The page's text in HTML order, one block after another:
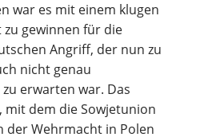
war es mit einem klugen
zu gewinnen für die
Angriff, der nun zu
nicht genau
erwarten war. Das
mit dem die Sowjetunion
der Wehrmacht in Polen